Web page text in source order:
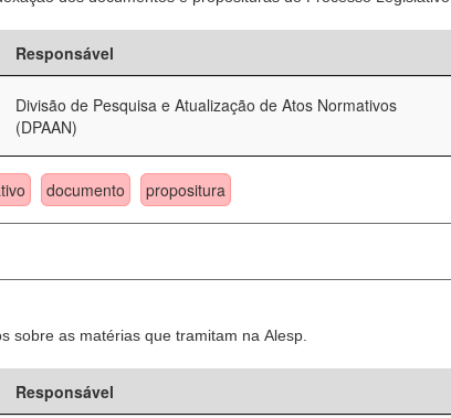
Responsável
Divisão de Pesquisa e Atualização de Atos Normativos
(DPAAN)
documento propositura
sobre as matérias que tramitam na Alesp.
Responsável